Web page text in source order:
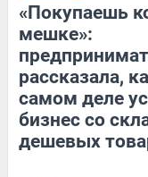
«Покупаешь
мешке»:
рассказала,
самом деле
бизнес со
дешевых